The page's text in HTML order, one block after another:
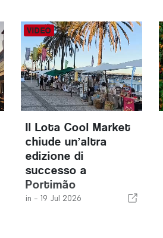
Il Lota Cool Market
chiude un’altra
edizione di
successo a
Portimão
in -19 Jul 2026